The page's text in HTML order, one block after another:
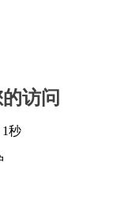
访问
秒